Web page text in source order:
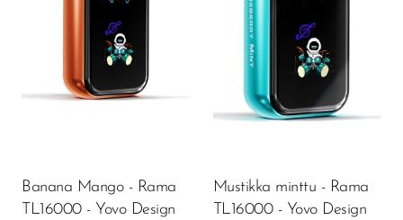
HQD
Juice Head
Banana Mango - Rama
TL16000 - Yovo Design
Mustikka minttu - Rama
TL16000 - Yovo Design